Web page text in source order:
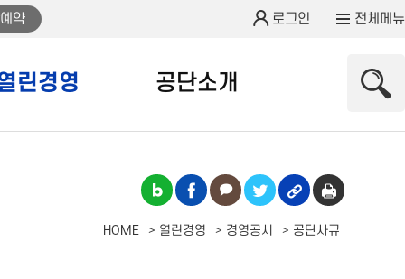
약 로그인 전체메뉴
린경영 공단소개
HOME 열린경영 경영공시 공단사규